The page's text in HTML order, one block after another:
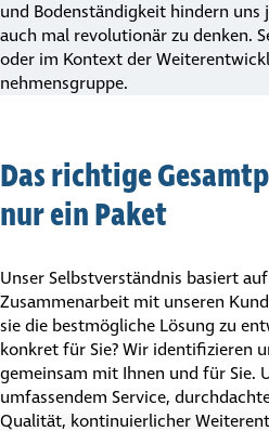
und Boden­stän­dig­keit hindern
auch mal revolutionär zu denken.
oder im Kontext der
neh­mens­gruppe.
Das richtige
nur ein Paket
Unser Selbst­ver­ständnis basiert
Zusammenarbeit mit unseren
sie die bestmögliche Lösung zu
konkret für Sie? Wir identifizieren
gemeinsam mit Ihnen und für Sie.
umfassendem Service,
Qualität, konti­nu­ier­li­cher